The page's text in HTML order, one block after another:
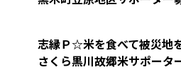
志縁Ｐ☆米を食べて被災地
さくら黒川故郷米サポータ